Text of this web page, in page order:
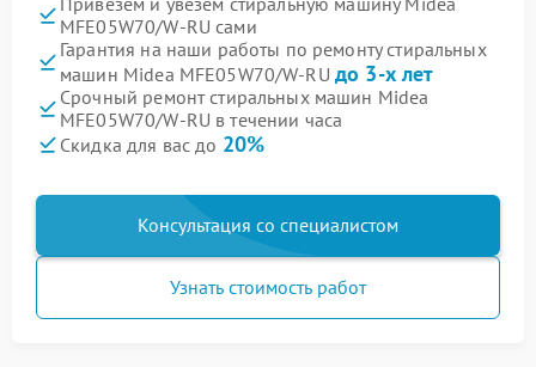
MFE05W70/W-RU сами
Гарантия на наши работы по ремонту стиральных
машин Midea MFE05W70/W-RU до 3-х лет
Срочный ремонт стиральных машин Midea
MFE05W70/W-RU в течении часа
Скидка для вас до 20%
Консультация со специалистом
Узнать стоимость работ